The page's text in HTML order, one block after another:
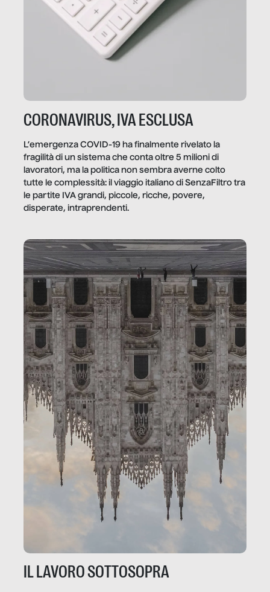
CORONAVIRUS, IVA ESCLUSA
L’emergenza COVID-19 ha finalmente rivelato la
fragilità di un sistema che conta oltre 5 milioni di
lavoratori, ma la politica non sembra averne colto
tutte le complessità: il viaggio italiano di SenzaFiltro tra
le partite IVA grandi, piccole, ricche, povere,
disperate, intraprendenti.
IL LAVORO SOTTOSOPRA